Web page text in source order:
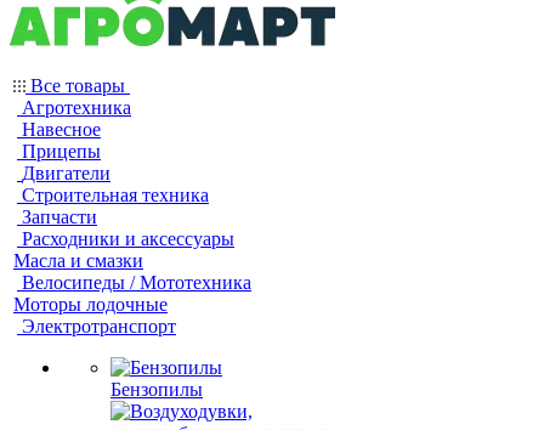
Все товары
Агротехника
Навесное
Прицепы
Двигатели
Строительная техника
Запчасти
Расходники и аксессуары
Масла и смазки
Велосипеды / Мототехника
Моторы лодочные
Электротранспорт
Бензопилы